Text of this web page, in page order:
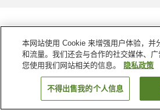
搜索客房
本网站使用 Cookie 来增强用户体验，并
和流量。我们还会与合作的社交媒体、
您使用我们网站相关的信息。
隐私政策
不得出售我的个人信息